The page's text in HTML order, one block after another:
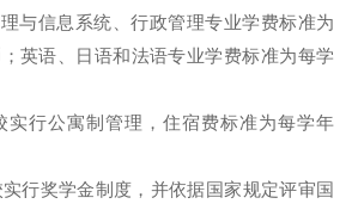
与信息系统、行政管理专业学费标准为
英语、日语和法语专业学费标准为每学
实行公寓制管理，住宿费标准为每学年
行奖学金制度，并依据国家规定评审国